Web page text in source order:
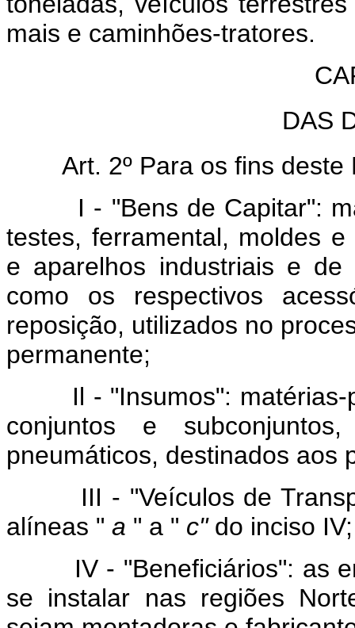
mais e caminhões-tratores.
DAS
Art. 2º Para os fins deste
I - "Bens de Capitar":
testes, ferramental, moldes
e aparelhos industriais e
como os respectivos
reposição, utilizados no
permanente;
Il - "Insumos": matérias-
conjuntos e
pneumáticos, destinados aos
III - "Veículos de
alíneas " a " a " c"do inciso IV;
IV - "Beneficiários": as
se instalar nas regiões